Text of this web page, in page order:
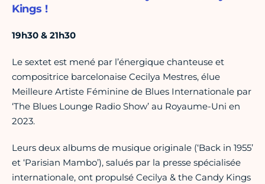
Kings !
19h30 & 21h30
Le sextet est mené par l’énergique chanteuse et
compositrice barcelonaise Cecilya Mestres, élue
Meilleure Artiste Féminine de Blues Internationale par
‘The Blues Lounge Radio Show’ au Royaume-Uni en
2023.
Leurs deux albums de musique originale (‘Back in 1955’
et ‘Parisian Mambo’), salués par la presse spécialisée
internationale, ont propulsé Cecilya & the Candy Kings